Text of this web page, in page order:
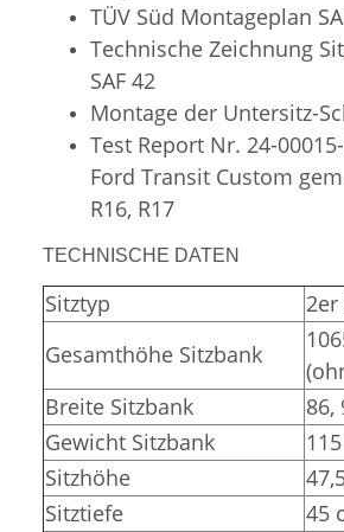
TÜV Süd Montageplan
Technische Zeichnung
SAF 42
Montage der Untersitz-
Test Report Nr. 24-
Ford Transit Custom
R16, R17
TECHNISCHE DATEN
Sitztyp
2er
Gesamthöhe Sitzbank
Breite Sitzbank
86,
Gewicht Sitzbank
Sitzhöhe
Sitztiefe
45